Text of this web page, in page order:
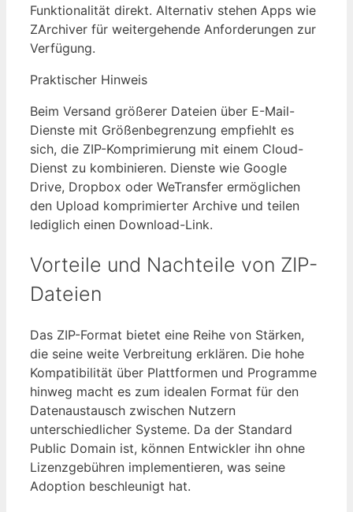
Funktionalität direkt. Alternativ stehen Apps wie
ZArchiver für weitergehende Anforderungen zur
Verfügung.
Praktischer Hinweis
Beim Versand größerer Dateien über E-Mail-
Dienste mit Größenbegrenzung empfiehlt es
sich, die ZIP-Komprimierung mit einem Cloud-
Dienst zu kombinieren. Dienste wie Google
Drive, Dropbox oder WeTransfer ermöglichen
den Upload komprimierter Archive und teilen
lediglich einen Download-Link.
Vorteile und Nachteile von ZIP-
Dateien
Das ZIP-Format bietet eine Reihe von Stärken,
die seine weite Verbreitung erklären. Die hohe
Kompatibilität über Plattformen und Programme
hinweg macht es zum idealen Format für den
Datenaustausch zwischen Nutzern
unterschiedlicher Systeme. Da der Standard
Public Domain ist, können Entwickler ihn ohne
Lizenzgebühren implementieren, was seine
Adoption beschleunigt hat.